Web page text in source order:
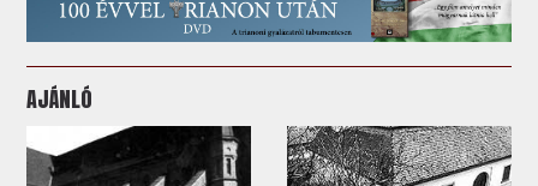
AJÁNLÓ